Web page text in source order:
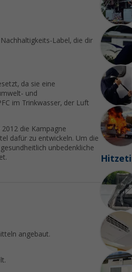
Label, die dir
da sie eine
und
im Trinkwasser, der Luft
die Kampagne
dafür zu entwickeln. Um die
unbedenkliche
angebaut.